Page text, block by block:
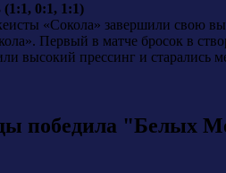
(1:1, 0:1, 1:1)
«Сокола» завершили свою
Первый в матче бросок в
высокий прессинг и старались
победила "Белых